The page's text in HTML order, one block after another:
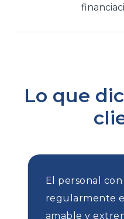
Lo que
El personal
regularmente
amable y